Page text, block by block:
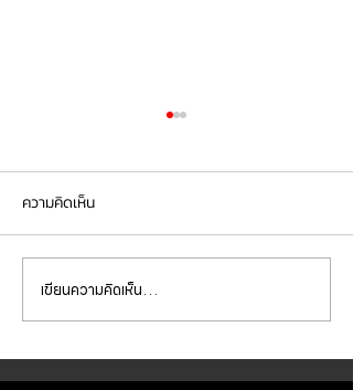
Mercedes Benz C200 เข้า
รับบริการเซอร์วิสเปลี่ยนถ่าย
น้ำมันเกียร์
ความคิดเห็น
เขียนความคิดเห็น…